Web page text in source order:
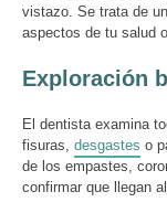
vistazo. Se trata de
aspectos de tu salud
Exploración
El dentista examina
fisuras, desgastes o
de los empastes,
confirmar que llegan